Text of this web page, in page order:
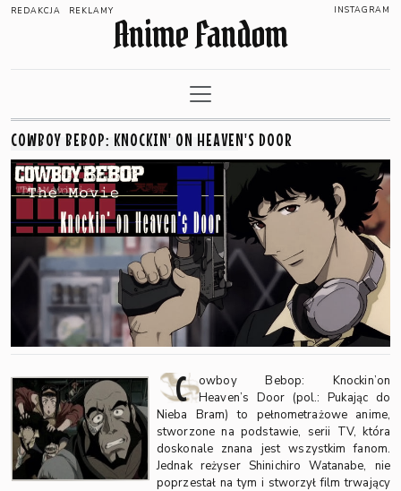
REDAKCJA REKLAMY INSTAGRAM
Anime Fandom
COWBOY BEBOP: KNOCKIN' ON HEAVEN'S DOOR
C
owboy Bebop: Knockin’on
Heaven’s Door (pol.: Pukając do
Nieba Bram) to pełnometrażowe anime,
stworzone na podstawie, serii TV, która
doskonale znana jest wszystkim fanom.
Jednak reżyser Shinichiro Watanabe, nie
poprzestał na tym i stworzył film trwający